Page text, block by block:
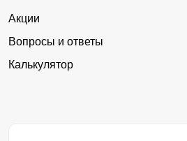
Акции
Вопросы и ответы
Калькулятор